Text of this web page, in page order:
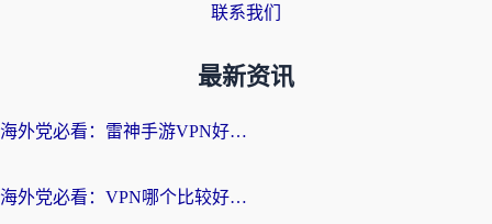
联系我们
最新资讯
海外党必看：雷神手游VPN好用吗？和天速回国VPN对比哪个回国效果更好？附实用加速器选择指南
海外党必看：VPN哪个比较好用？3分钟找到适合你的回国加速方案